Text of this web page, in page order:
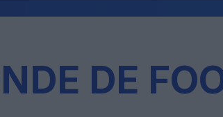
Vidéo
DE